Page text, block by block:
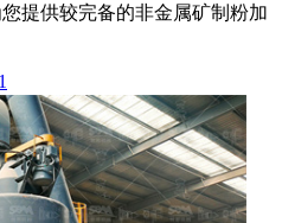
提供较完备的非金属矿制粉加